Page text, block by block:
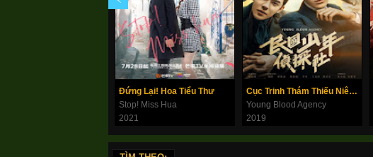
Đứng Lại! Hoa Tiểu Thư
Stop! Miss Hua
2021
Cục Trinh Thám Thiếu Niên Dân Quốc
Young Blood Agency
2019